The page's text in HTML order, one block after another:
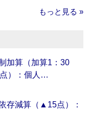
もっと見る »
加算（加算1：30
）：個人…
存減算（▲15点）：